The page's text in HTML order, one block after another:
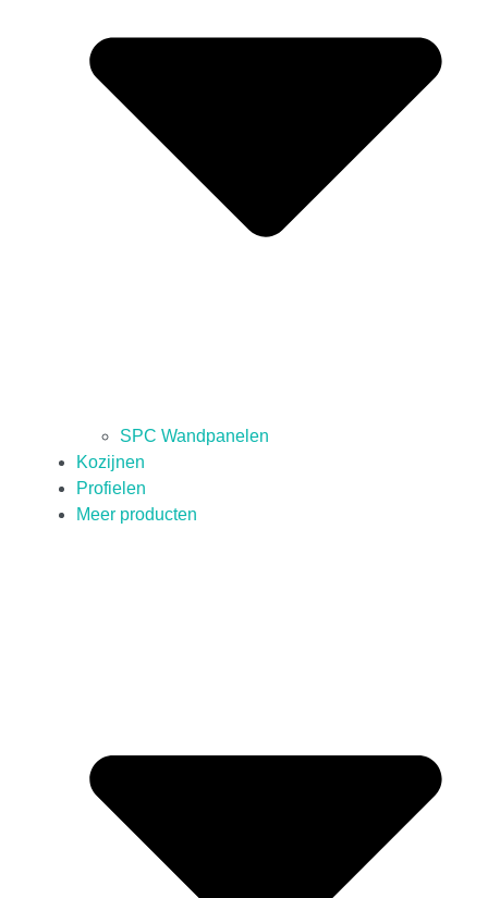
SPC Wandpanelen
Kozijnen
Profielen
Meer producten